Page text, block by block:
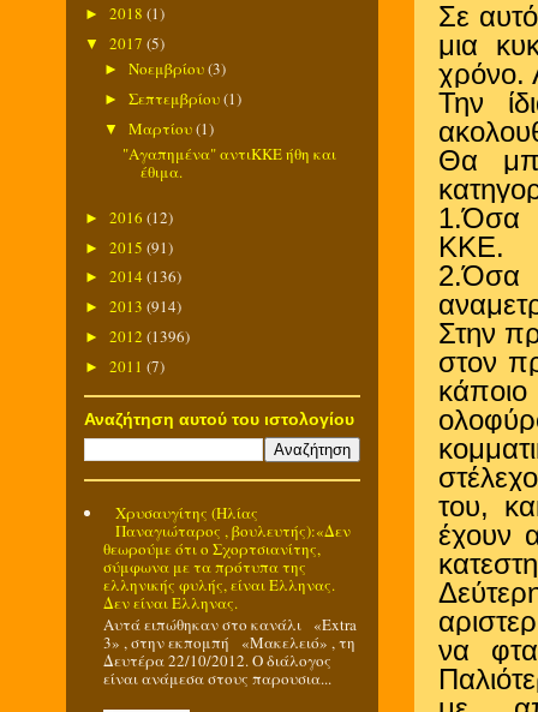
Σε
μια
χρόνο.
Την
Θα
1.Όσα
ΚΚΕ.
2.Όσα
Στην
στον
του,
έχουν
να
► 2018 (1)
▼ 2017 (5)
► Νοεμβρίου(3)
► Σεπτεμβρίου(1)
▼ Μαρτίου(1)
"Αγαπημένα" αντιΚΚΕ ήθη και
έθιμα.
► 2016 (12)
► 2015 (91)
► 2014 (136)
► 2013 (914)
► 2012 (1396)
► 2011 (7)
Αναζήτηση αυτού του ιστολογίου
Χρυσαυγίτης (Ηλίας
Παναγιώταρος , βουλευτής):«Δεν
θεωρούμε ότι ο Σχορτσιανίτης,
σύμφωνα με τα πρότυπα της
ελληνικής φυλής, είναι Ελληνας.
Δεν είναι Ελληνας.
Αυτά ειπώθηκαν στο κανάλι «Extra
3» , στην εκπομπή «Μακελειό» , τη
Δευτέρα 22/10/2012. Ο διάλογος
είναι ανάμεσα στους παρουσια...